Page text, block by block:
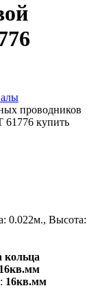
проводников
0.022м., Высота:
16кв.мм
16кв.мм